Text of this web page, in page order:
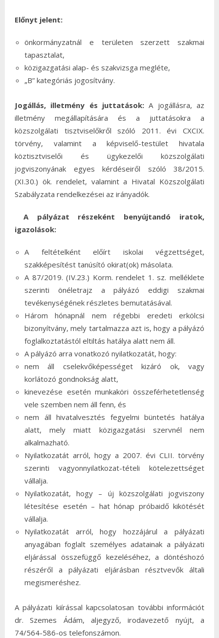
Előnyt jelent:
önkormányzatnál e területen szerzett szakmai
tapasztalat,
közigazgatási alap- és szakvizsga megléte,
„B” kategóriás jogosítvány.
Jogállás, illetmény és juttatások:A jogállásra, az
illetmény megállapítására és a juttatásokra a
közszolgálati tisztviselőkről szóló 2011. évi CXCIX.
törvény, valamint a képviselő-testület hivatala
köztisztviselői és ügykezelői közszolgálati
jogviszonyának egyes kérdéseiről szóló 38/2015.
(XI.30.) ök. rendelet, valamint a Hivatal Közszolgálati
Szabályzata rendelkezései az irányadók.
A pályázat részeként benyújtandó iratok,
igazolások:
A feltételként előírt iskolai végzettséget,
szakképesítést tanúsító okirat(ok) másolata.
A 87/2019. (IV.23.) Korm. rendelet 1. sz. melléklete
szerinti önéletrajz a pályázó eddigi szakmai
tevékenységének részletes bemutatásával.
Három hónapnál nem régebbi eredeti erkölcsi
bizonyítvány, mely tartalmazza azt is, hogy a pályázó
foglalkoztatástól eltiltás hatálya alatt nem áll.
A pályázó arra vonatkozó nyilatkozatát, hogy:
nem áll cselekvőképességet kizáró ok, vagy
korlátozó gondnokság alatt,
kinevezése esetén munkaköri összeférhetetlenség
vele szemben nem áll fenn, és
nem áll hivatalvesztés fegyelmi büntetés hatálya
alatt, mely miatt közigazgatási szervnél nem
alkalmazható.
Nyilatkozatát arról, hogy a 2007. évi CLII. törvény
szerinti vagyonnyilatkozat-tételi kötelezettséget
vállalja.
Nyilatkozatát, hogy – új közszolgálati jogviszony
létesítése esetén – hat hónap próbaidő kikötését
vállalja.
Nyilatkozatát arról, hogy hozzájárul a pályázati
anyagában foglalt személyes adatainak a pályázati
eljárással összefüggő kezeléséhez, a döntéshozó
részéről a pályázati eljárásban résztvevők általi
megismeréshez.
A pályázati kiírással kapcsolatosan további információt
dr. Szemes Ádám, aljegyző, irodavezető nyújt, a
74/564-586-os telefonszámon.